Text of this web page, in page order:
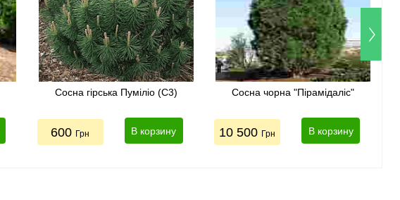
Сосна гірська Пуміліо (С3)
600 Грн В корзину
Сосна чорна "Пірамідаліс"
10 500 Грн В корзину